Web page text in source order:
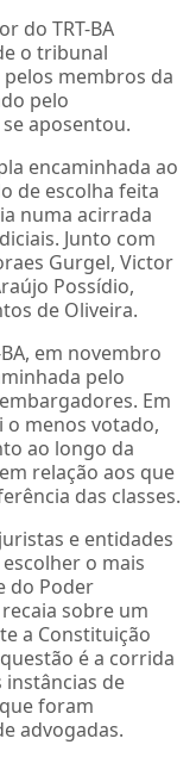
do TRT-BA
o tribunal
membros da
pelo
aposentou.
encaminhada ao
de escolha feita
numa acirrada
Junto com
Gurgel, Victor
Possídio,
de Oliveira.
em novembro
pelo
Em
o menos votado,
ao longo da
relação aos que
das classes.
e entidades
o mais
do Poder
sobre um
a Constituição
é a corrida
instâncias de
foram
advogadas.